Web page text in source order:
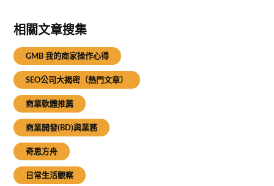
相關文章搜集
GMB 我的商家操作心得
SEO公司大揭密（熱門文章）
商業軟體推薦
商業開發(BD)與業務
奇思方舟
日常生活觀察